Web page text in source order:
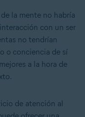
la mente no habría
con un ser
no tendrían
o conciencia de sí
a la hora de
de atención al